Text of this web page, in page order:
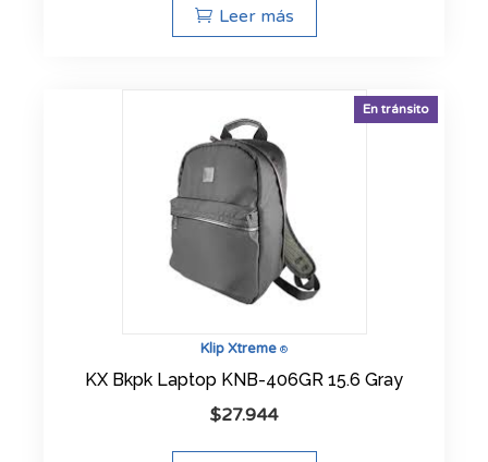
Leer más
Klip Xtreme ®
En tránsito
KX Bkpk Laptop KNB-406GR 15.6 Gray
$27.944